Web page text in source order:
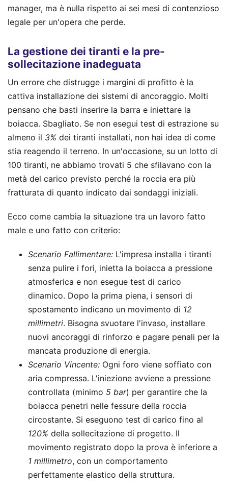
manager, ma è nulla rispetto ai sei mesi di contenzioso
legale per un'opera che perde.
La gestione dei tiranti e la pre-
sollecitazione inadeguata
Un errore che distrugge i margini di profitto è la
cattiva installazione dei sistemi di ancoraggio. Molti
pensano che basti inserire la barra e iniettare la
boiacca. Sbagliato. Se non esegui test di estrazione su
almeno il 3% dei tiranti installati, non hai idea di come
stia reagendo il terreno. In un'occasione, su un lotto di
100 tiranti, ne abbiamo trovati 5 che sfilavano con la
metà del carico previsto perché la roccia era più
fratturata di quanto indicato dai sondaggi iniziali.
Ecco come cambia la situazione tra un lavoro fatto
male e uno fatto con criterio:
Scenario Fallimentare: L'impresa installa i tiranti
senza pulire i fori, inietta la boiacca a pressione
atmosferica e non esegue test di carico
dinamico. Dopo la prima piena, i sensori di
spostamento indicano un movimento di 12
millimetri. Bisogna svuotare l'invaso, installare
nuovi ancoraggi di rinforzo e pagare penali per la
mancata produzione di energia.
Scenario Vincente: Ogni foro viene soffiato con
aria compressa. L'iniezione avviene a pressione
controllata (minimo 5 bar) per garantire che la
boiacca penetri nelle fessure della roccia
circostante. Si eseguono test di carico fino al
120% della sollecitazione di progetto. Il
movimento registrato dopo la prova è inferiore a
1 millimetro, con un comportamento
perfettamente elastico della struttura.